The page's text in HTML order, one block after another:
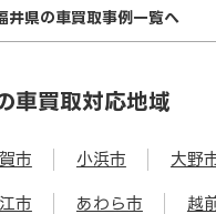
井県の車買取事例一覧へ
車買取対応地域
市 小浜市 大野
市 あわら市 越